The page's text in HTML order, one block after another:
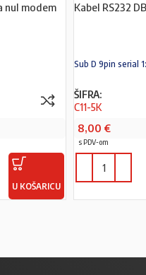
nul modem
U KOŠARICU
Kabel RS232
Sub D 9pin serial
ŠIFRA:
C11-5K
8,00 €
s PDV-om